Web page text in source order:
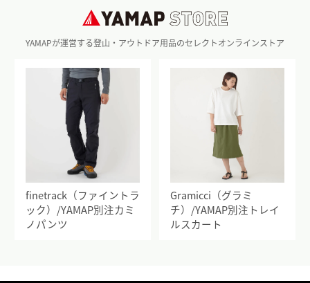
YAMAPが運営する登山・アウトドア用品のセレクトオンラインストア
finetrack（ファイントラ
ック）/YAMAP別注カミ
ノパンツ
Gramicci（グラミ
チ）/YAMAP別注トレイ
ルスカート